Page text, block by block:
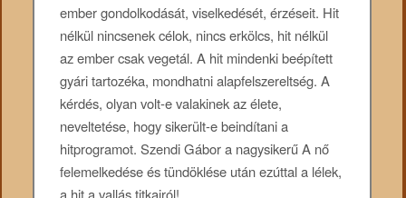
ember gondolkodását, viselkedését, érzéseit. Hit
nélkül nincsenek célok, nincs erkölcs, hit nélkül
az ember csak vegetál. A hit mindenki beépített
gyári tartozéka, mondhatni alapfelszereltség. A
kérdés, olyan volt-e valakinek az élete,
neveltetése, hogy sikerült-e beindítani a
hitprogramot. Szendi Gábor a nagysikerű A nő
felemelkedése és tündöklése után ezúttal a lélek,
a hit a vallás titkairól!